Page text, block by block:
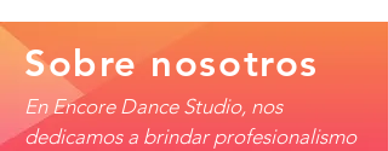
Sobre nosotros
En Encore Dance Studio, nos
dedicamos a brindar profesionalismo